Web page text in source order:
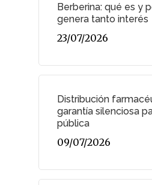
Berberina: qué es y
genera tanto interés
23/07/2026
Distribución
garantía silenciosa
pública
09/07/2026